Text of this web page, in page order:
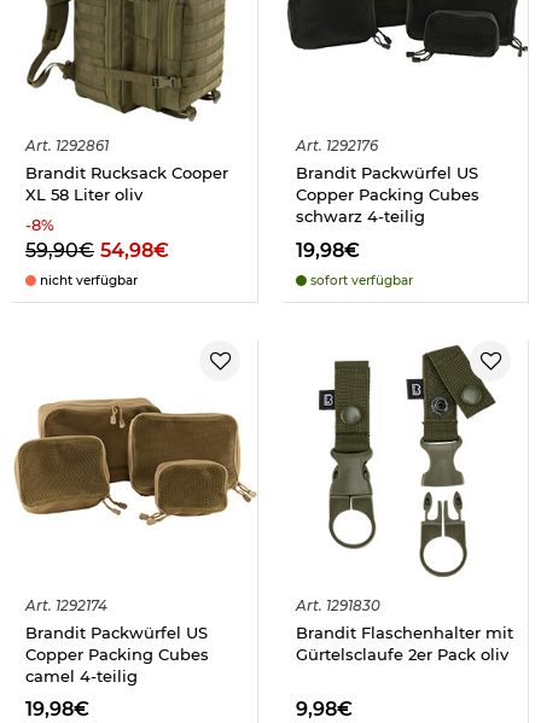
Art. 1292861
Brandit Rucksack Cooper
XL 58 Liter oliv
-8%
59,90€ 54,98€
nicht verfügbar
Art. 1292176
Brandit Packwürfel US
Copper Packing Cubes
schwarz 4-teilig
19,98€
sofort verfügbar
Art. 1292174
Brandit Packwürfel US
Copper Packing Cubes
camel 4-teilig
19,98€
Art. 1291830
Brandit Flaschenhalter mit
Gürtelsclaufe 2er Pack oliv
9,98€